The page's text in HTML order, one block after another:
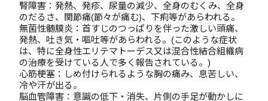
腎障害：発熱、発疹、尿量の減少、全身のむくみ、全身
のだるさ、関節痛(節々が痛む)、下痢等があらわれる。
無菌性髄膜炎：首すじのつっぱりを伴った激しい頭痛、
発熱、吐き気・嘔吐等があらわれる。(このような症状
は、特に全身性エリテマトーデス又は混合性結合組織病
の治療を受けている人で多く報告されている。)
心筋梗塞：しめ付けられるような胸の痛み、息苦しい、
冷や汗が出る。
脳血管障害：意識の低下・消失、片側の手足が動かしに